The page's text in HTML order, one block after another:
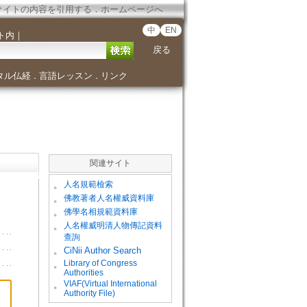
イトの内容を引用する．ホームページへ
内 ｜ 中 EN
戻る
ル仏経． 言語レッスン ． リンク
関連サイト
。 人名規範檢索
。 佛教著者人名權威資料庫
。 佛學名相規範資料庫
。
人名權威明清人物傳記資料
查詢
。
CiNii Author Search
。
Library of Congress
Authorities
。
VIAF(Virtual International
Authority File)